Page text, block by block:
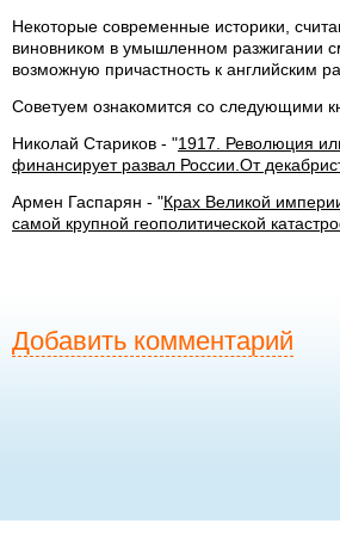
Некоторые современные историки,
виновником в умышленном разжигании
возможную причастность к английским
Советуем ознакомится со следующими
Николай Стариков - "1917. Революция
финансирует развал России.От
Армен Гаспарян - "Крах Великой
самой крупной геополитической
Добавить комментарий